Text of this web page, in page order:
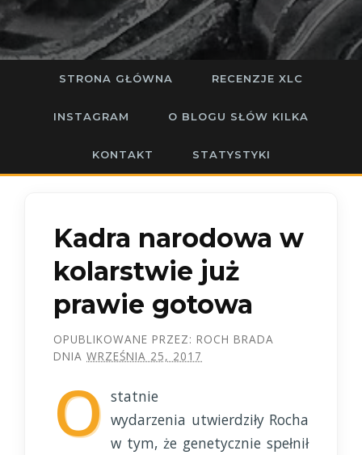
STRONA GŁÓWNA RECENZJE XLC
INSTAGRAM O BLOGU SŁÓW KILKA
KONTAKT STATYSTYKI
Kadra narodowa w
kolarstwie już
prawie gotowa
OPUBLIKOWANE PRZEZ: ROCH BRADA
DNIA WRZEŚNIA 25, 2017
O statnie
wydarzenia utwierdziły Rocha
w tym, że genetycznie spełnił